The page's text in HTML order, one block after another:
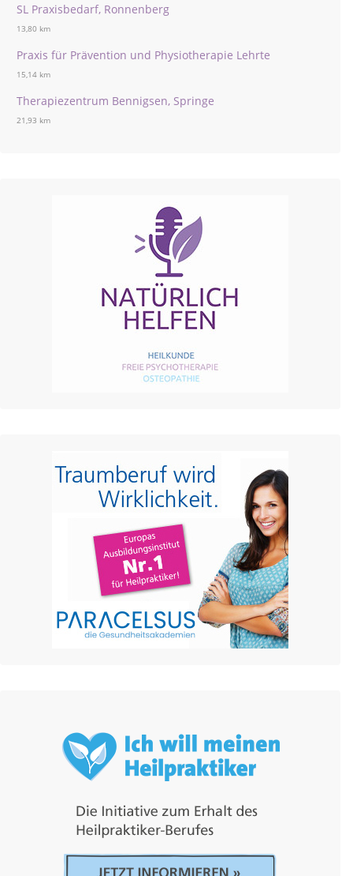
SL Praxisbedarf, Ronnenberg
13,80 km
Praxis für Prävention und Physiotherapie Lehrte
15,14 km
Therapiezentrum Bennigsen, Springe
21,93 km